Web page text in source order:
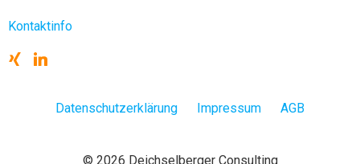
Kontaktinfo
Datenschutzerklärung Impressum AGB
© 2026 Deichselberger Consulting